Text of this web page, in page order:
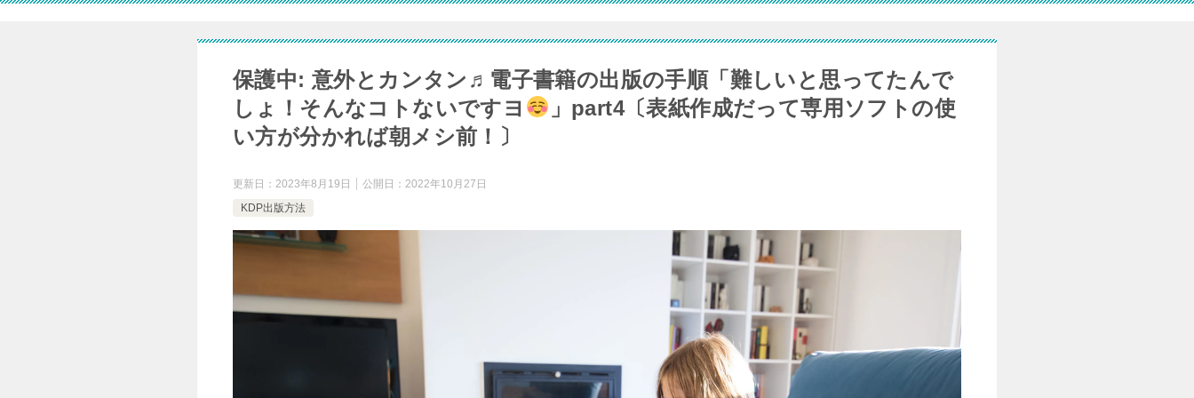
保護中: 意外とカンタン♬電子書籍の出版の手順「難しいと思ってたんで
しょ！そんなコトないですヨ
」part4〔表紙作成だって専用ソフトの使
い方が分かれば朝メシ前！〕
更新日： 2023年8月19日 公開日： 2022年10月27日
KDP出版方法